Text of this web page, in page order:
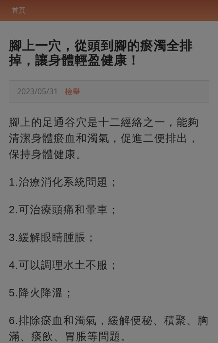
首頁
腳上一穴，從頭到腳的瘀濁全排
掉，讓身體輕盈健康！
2023/05/31 檢舉
腳上的足通谷穴是十二經絡之一，能夠
清潔身體瘀血和濁氣，促進二便排出，
保持身體健康。
1.治療消化系統問題；
2.可治療頭痛和暈車；
3.緩解眼睛腫脹；
4.可以調理水土不服；
5.降火降溫；
6.排除瘀血和濁氣，緩解便秘、積聚、胸
滿、痰飲、胃脹等問題。